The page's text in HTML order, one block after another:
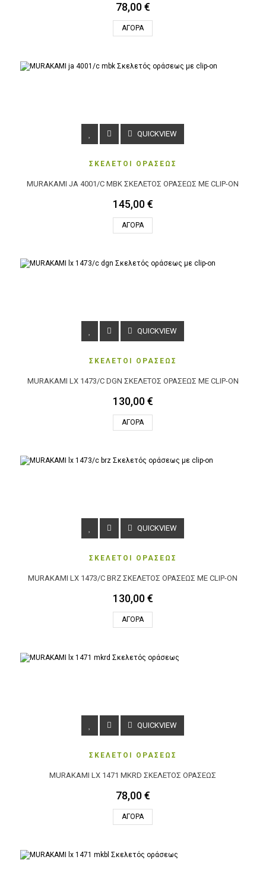
78,00 €
ΑΓΟΡΆ
QUICKVIEW
ΣΚΕΛΕΤΟΙ ΟΡΑΣΕΩΣ
MURAKAMI JA 4001/C MBK ΣΚΕΛΕΤΌΣ ΟΡΆΣΕΩΣ ΜΕ CLIP-ON
145,00 €
ΑΓΟΡΆ
QUICKVIEW
ΣΚΕΛΕΤΟΙ ΟΡΑΣΕΩΣ
MURAKAMI LX 1473/C DGN ΣΚΕΛΕΤΌΣ ΟΡΆΣΕΩΣ ΜΕ CLIP-ON
130,00 €
ΑΓΟΡΆ
QUICKVIEW
ΣΚΕΛΕΤΟΙ ΟΡΑΣΕΩΣ
MURAKAMI LX 1473/C BRZ ΣΚΕΛΕΤΌΣ ΟΡΆΣΕΩΣ ΜΕ CLIP-ON
130,00 €
ΑΓΟΡΆ
QUICKVIEW
ΣΚΕΛΕΤΟΙ ΟΡΑΣΕΩΣ
MURAKAMI LX 1471 MKRD ΣΚΕΛΕΤΌΣ ΟΡΆΣΕΩΣ
78,00 €
ΑΓΟΡΆ